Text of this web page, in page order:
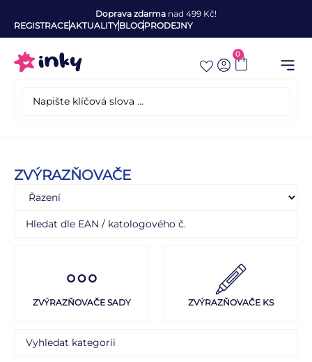
Doprava zdarma nad 499 Kč!
REGISTRACEAKTUALITYBLOGPRODEJNY
0
ZVÝRAZŇOVAČE
ZVÝRAZŇOVAČE SADY ZVÝRAZŇOVAČE KS